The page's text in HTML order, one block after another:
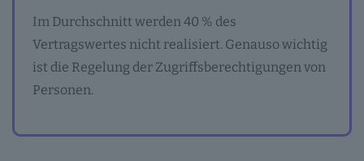
Im Durchschnitt werden 40 % des
Vertragswertes nicht realisiert. Genauso wichtig
ist die Regelung der Zugriffsberechtigungen von
Personen.